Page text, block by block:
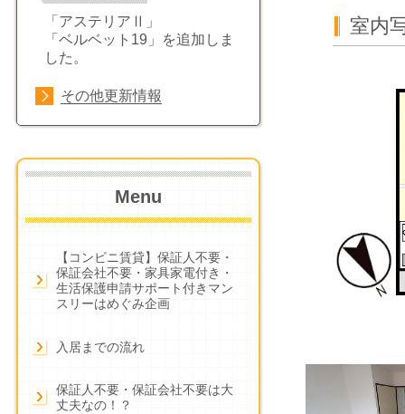
室内
「アステリアⅡ」
「ベルベット19」を追加しま
した。
その他更新情報
Menu
【コンビニ賃貸】保証人不要・
保証会社不要・家具家電付き・
生活保護申請サポート付きマン
スリーはめぐみ企画
入居までの流れ
保証人不要・保証会社不要は大
丈夫なの！？